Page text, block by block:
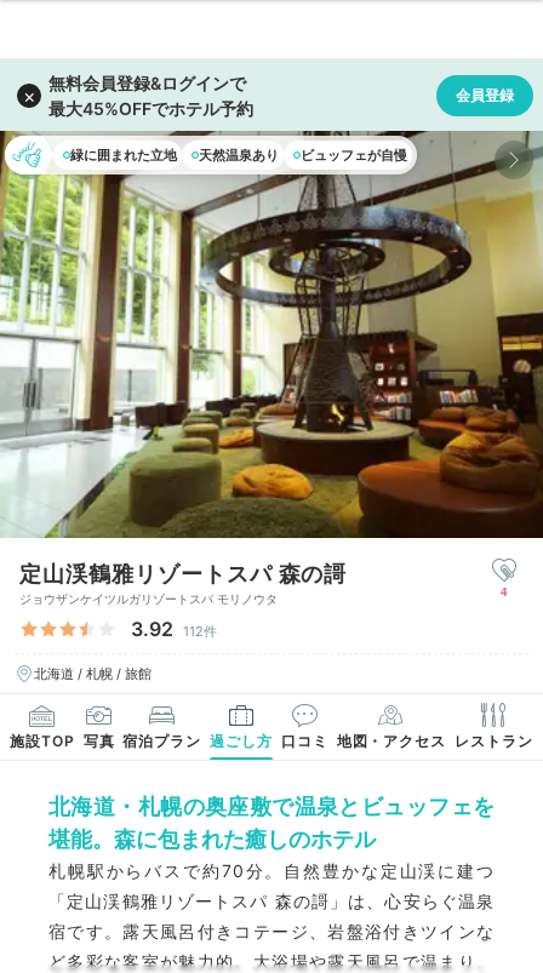
緑に囲まれた立地 天然温泉あり ビュッフェが自慢
定山渓鶴雅リゾートスパ 森の謌
ジョウザンケイツルガリゾートスパ モリノウタ
3.92 112件
北海道 / 札幌 / 旅館
4
施設TOP 写真 宿泊プラン 過ごし方 口コミ 地図・アクセス レストラン
北海道・札幌の奥座敷で温泉とビュッフェを
堪能。森に包まれた癒しのホテル
札幌駅からバスで約70分。自然豊かな定山渓に建つ
「定山渓鶴雅リゾートスパ 森の謌」は、心安らぐ温泉
宿です。露天風呂付きコテージ、岩盤浴付きツインな
ど多彩な客室が魅力的。大浴場や露天風呂で温まり、